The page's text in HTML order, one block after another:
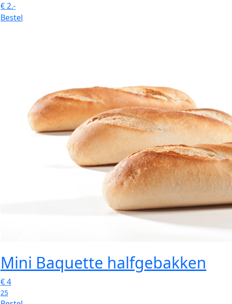
€2.-
Bestel
Mini Baquette halfgebakken
€4
25